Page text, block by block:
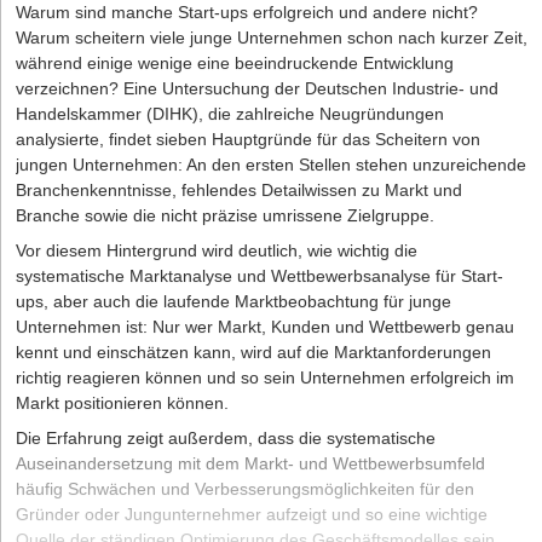
kundenorientierte Beratung tragen sie maßgeblich zur finanziellen
Stabilität und zum Wachstum ihrer Klienten bei.
Software-Geschäftsmodelle zum Einsatz, die sich nach folgenden
Kriterien unterscheiden lassen:
Nach Zielgruppe
B2B-Software.Du benötigst ein engagiertes Vertriebsteam für
lange Verkaufszyklen, das persönliche Beziehungen zu B2B-
Kunden aufbauen und diese langfristig betreuen wird. B2B-
Produkte sollten an individuelle Bedürfnisse von B2B-Kunden
einfach angepasst warden können. Du musst auch über
umfassende Support-Leistungen wie Integration, Migration oder
Weiterentwicklung denken, die dein Softwareunternehmen B2B-
Kunden bereitstellen kann.
B2C-Software.Um dein Produkt sowie deine Dienstleistungen an
Endverbraucher zu verkaufen, brauchst du digitales Marketing. Es
umfasst vielfältige Marketingaktivitäten und Maßnahmen, die
unter Einsatz verschiedener digitaler Instrumente (darunter auch
Website, soziale Netzwerke, Live-Chats) durchgeführt werden und
für die Markenbekanntheit sorgen müssen.
Nach Preisgestaltung und Umsatzarten
Warum sind manche Start-ups erfolgreich und andere nicht?
Warum scheitern viele junge Unternehmen schon nach kurzer Zeit,
während einige wenige eine beeindruckende Entwicklung
verzeichnen? Eine Untersuchung der Deutschen Industrie- und
Handelskammer (DIHK), die zahlreiche Neugründungen
analysierte, findet sieben Hauptgründe für das Scheitern von
jungen Unternehmen: An den ersten Stellen stehen unzureichende
Branchenkenntnisse, fehlendes Detailwissen zu Markt und
Branche sowie die nicht präzise umrissene Zielgruppe.
Vor diesem Hintergrund wird deutlich, wie wichtig die
systematische Marktanalyse und Wettbewerbsanalyse für Start-
ups, aber auch die laufende Marktbeobachtung für junge
Unternehmen ist: Nur wer Markt, Kunden und Wettbewerb genau
kennt und einschätzen kann, wird auf die Marktanforderungen
richtig reagieren können und so sein Unternehmen erfolgreich im
Markt positionieren können.
Die Erfahrung zeigt außerdem, dass die systematische
Auseinandersetzung mit dem Markt- und Wettbewerbsumfeld
häufig Schwächen und Verbesserungsmöglichkeiten für den
Gründer oder Jungunternehmer aufzeigt und so eine wichtige